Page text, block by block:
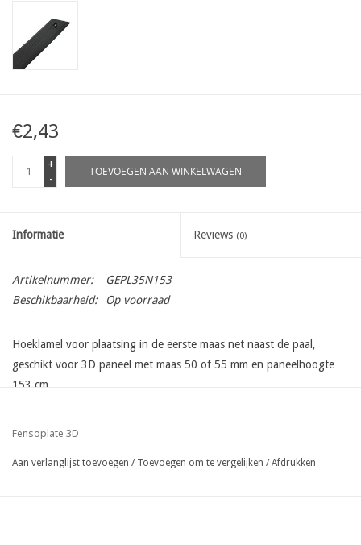
€2,43
+
-
TOEVOEGEN AAN WINKELWAGEN
Informatie Reviews (0)
Artikelnummer:
GEPL35N153
Beschikbaarheid:
Op voorraad
Hoeklamel voor plaatsing in de eerste maas net naast de paal,
geschikt voor 3D paneel met maas 50 of 55 mm en paneelhoogte
153 cm
Fensoplate 3D
Aan verlanglijst toevoegen / Toevoegen om te vergelijken /Afdrukken